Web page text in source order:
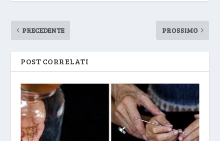
PRECEDENTE PROSSIMO
POST CORRELATI